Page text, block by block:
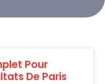
Pour
De Paris